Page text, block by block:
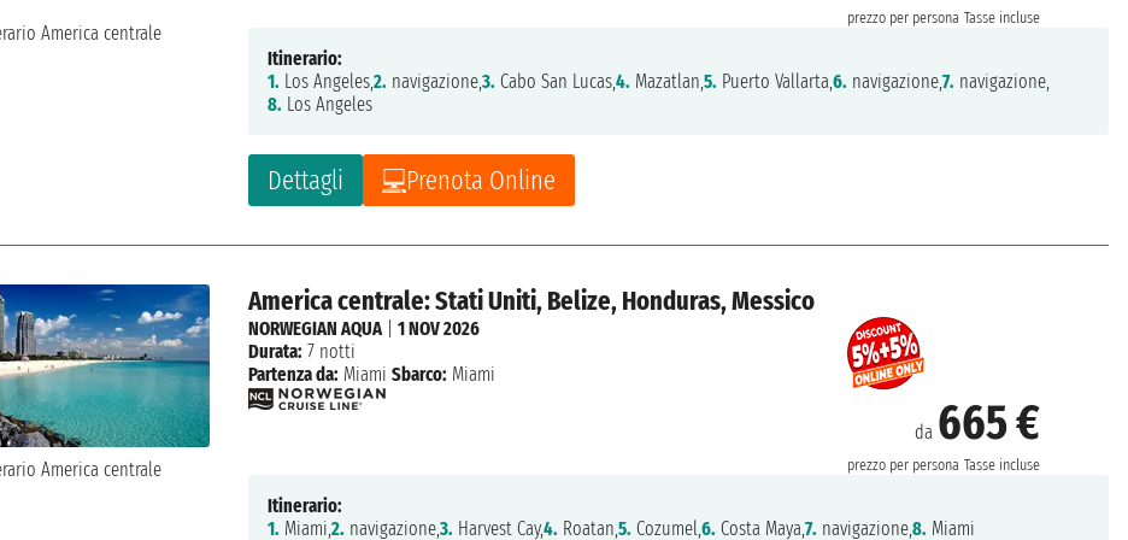
prezzo per persona Tasse incluse
Dettagli Prenota Online
Itinerario:
1. Los Angeles,2. navigazione,3. Cabo San Lucas,4. Mazatlan,5. Puerto Vallarta,6. navigazione,7. navigazione,
8. Los Angeles
America centrale: Stati Uniti, Belize, Honduras, Messico
da 665 €
prezzo per persona Tasse incluse
NORWEGIAN AQUA|1 NOV 2026
Durata: 7 notti
Partenza da: Miami Sbarco: Miami
Itinerario:
1. Miami,2. navigazione,3. Harvest Cay,4. Roatan,5. Cozumel,6. Costa Maya,7. navigazione,8. Miami